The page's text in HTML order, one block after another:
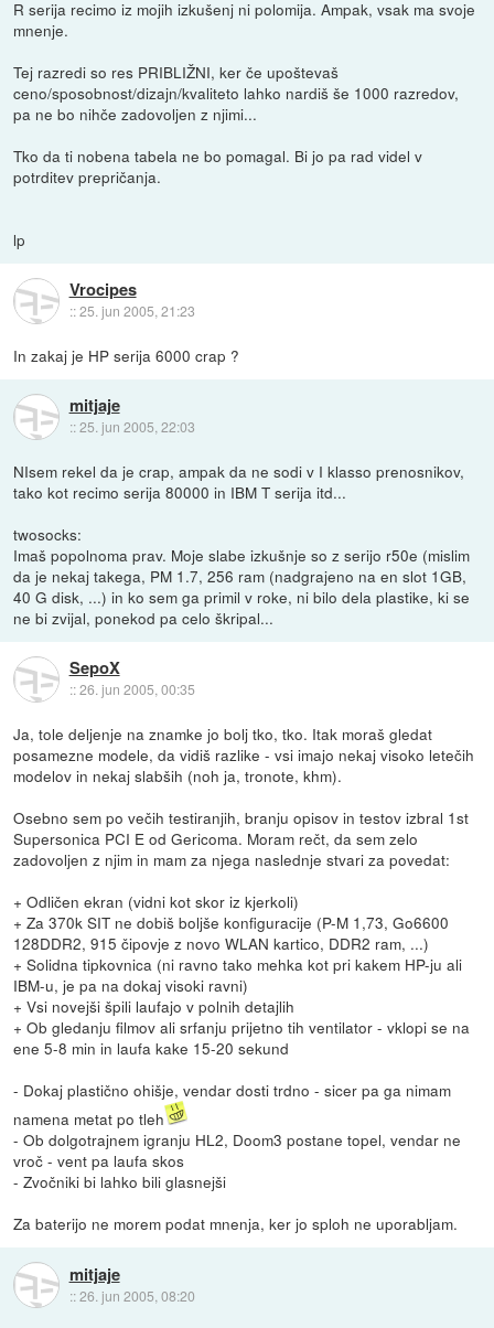
R serija recimo iz mojih izkušenj ni polomija. Ampak, vsak ma svoje
mnenje.
Tej razredi so res PRIBLIŽNI, ker če upoštevaš
ceno/sposobnost/dizajn/kvaliteto lahko nardiš še 1000 razredov,
pa ne bo nihče zadovoljen z njimi...
Tko da ti nobena tabela ne bo pomagal. Bi jo pa rad videl v
potrditev prepričanja.
lp
Vrocipes
::25. jun 2005, 21:23
In zakaj je HP serija 6000 crap ?
mitjaje
::25. jun 2005, 22:03
NIsem rekel da je crap, ampak da ne sodi v I klasso prenosnikov,
tako kot recimo serija 80000 in IBM T serija itd...
twosocks:
Imaš popolnoma prav. Moje slabe izkušnje so z serijo r50e (mislim
da je nekaj takega, PM 1.7, 256 ram (nadgrajeno na en slot 1GB,
40 G disk, ...) in ko sem ga primil v roke, ni bilo dela plastike, ki se
ne bi zvijal, ponekod pa celo škripal...
SepoX
::26. jun 2005, 00:35
Ja, tole deljenje na znamke jo bolj tko, tko. Itak moraš gledat
posamezne modele, da vidiš razlike - vsi imajo nekaj visoko letečih
modelov in nekaj slabših (noh ja, tronote, khm).
Osebno sem po večih testiranjih, branju opisov in testov izbral 1st
Supersonica PCI E od Gericoma. Moram rečt, da sem zelo
zadovoljen z njim in mam za njega naslednje stvari za povedat:
+ Odličen ekran (vidni kot skor iz kjerkoli)
+ Za 370k SIT ne dobiš boljše konfiguracije (P-M 1,73, Go6600
128DDR2, 915 čipovje z novo WLAN kartico, DDR2 ram, ...)
+ Solidna tipkovnica (ni ravno tako mehka kot pri kakem HP-ju ali
IBM-u, je pa na dokaj visoki ravni)
+ Vsi novejši špili laufajo v polnih detajlih
+ Ob gledanju filmov ali srfanju prijetno tih ventilator - vklopi se na
ene 5-8 min in laufa kake 15-20 sekund
- Dokaj plastično ohišje, vendar dosti trdno - sicer pa ga nimam
namena metat po tleh
- Ob dolgotrajnem igranju HL2, Doom3 postane topel, vendar ne
vroč - vent pa laufa skos
- Zvočniki bi lahko bili glasnejši
Za baterijo ne morem podat mnenja, ker jo sploh ne uporabljam.
mitjaje
::26. jun 2005, 08:20